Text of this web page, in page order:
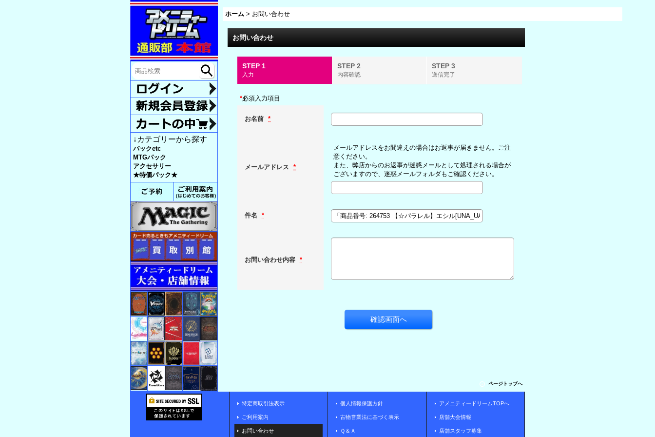
ホーム > お問い合わせ
↓カテゴリーから探す
パックetc
MTGパック
アクセサリー
★特価パック★
お問い合わせ
STEP 1
入力
STEP 2
内容確認
STEP 3
送信完了
*必須入力項目
お名前 *
メールアドレス *
メールアドレスをお間違えの場合はお返事が届きません。ご注
意ください。
また、弊店からのお返事が迷惑メールとして処理される場合が
ございますので、迷惑メールフォルダもご確認ください。
件名 *
お問い合わせ内容 *
ページトップへ
特定商取引法表示
ご利用案内
お問い合わせ
個人情報保護方針
古物営業法に基づく表示
Ｑ＆Ａ
アメニティードリームTOPへ
店舗大会情報
店舗スタッフ募集